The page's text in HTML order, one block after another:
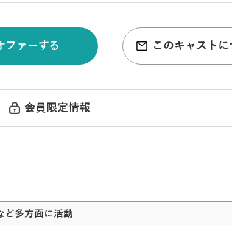
ファーする このキャスト
会員限定情報
ど多方面に活動